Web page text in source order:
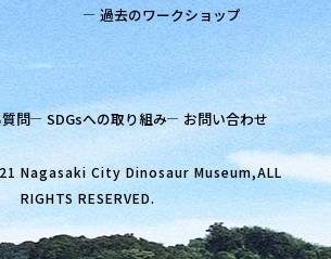
過去のワークショップ
問 SDGsへの取り組み
お問い合わせ
Nagasaki City Dinosaur Museum,ALL
RIGHTS RESERVED.